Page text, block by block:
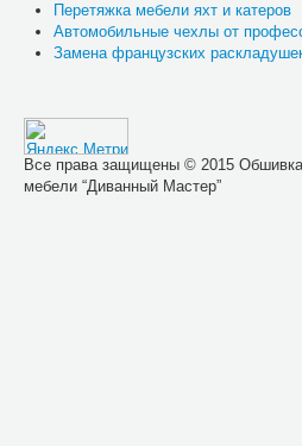
Перетяжка мебели яхт и катеров
Автомобильные чехлы от
Замена французских
Все права защищены © 2015 Обшивка
мебели “Диванный Мастер”